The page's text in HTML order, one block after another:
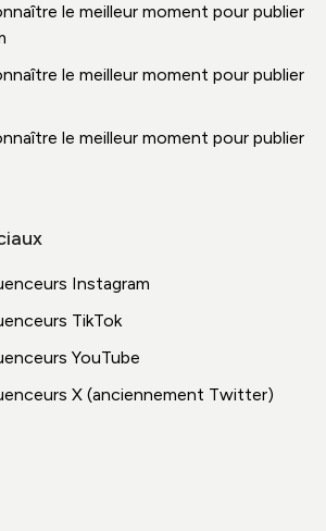
le meilleur moment pour publier
le meilleur moment pour publier
le meilleur moment pour publier
Instagram
TikTok
YouTube
X (anciennement Twitter)